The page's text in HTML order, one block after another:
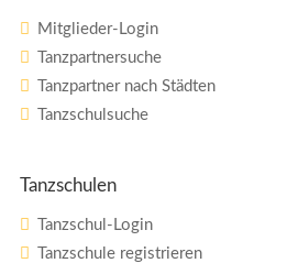
Mitglieder-Login
Tanzpartnersuche
Tanzpartner nach Städten
Tanzschulsuche
Tanzschulen
Tanzschul-Login
Tanzschule registrieren